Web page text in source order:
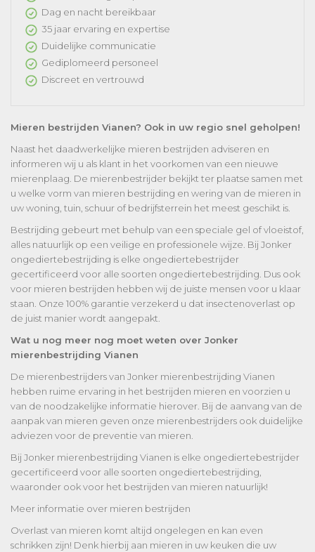
Dag en nacht bereikbaar
35 jaar ervaring en expertise
Duidelijke communicatie
Gediplomeerd personeel
Discreet en vertrouwd
Mieren bestrijden Vianen? Ook in uw regio snel geholpen!
Naast het daadwerkelijke mieren bestrijden adviseren en
informeren wij u als klant in het voorkomen van een nieuwe
mierenplaag. De mierenbestrijder bekijkt ter plaatse samen met
u welke vorm van mieren bestrijding en wering van de mieren in
uw woning, tuin, schuur of bedrijfsterrein het meest geschikt is.
Bestrijding gebeurt met behulp van een speciale gel of vloeistof,
alles natuurlijk op een veilige en professionele wijze. Bij Jonker
ongediertebestrijding is elke ongediertebestrijder
gecertificeerd voor alle soorten ongediertebestrijding. Dus ook
voor mieren bestrijden hebben wij de juiste mensen voor u klaar
staan. Onze 100% garantie verzekerd u dat insectenoverlast op
de juist manier wordt aangepakt.
Wat u nog meer nog moet weten over Jonker
mierenbestrijding Vianen
De mierenbestrijders van Jonker mierenbestrijding Vianen
hebben ruime ervaring in het bestrijden mieren en voorzien u
van de noodzakelijke informatie hierover. Bij de aanvang van de
aanpak van mieren geven onze mierenbestrijders ook duidelijke
adviezen voor de preventie van mieren.
Bij Jonker mierenbestrijding Vianen is elke ongediertebestrijder
gecertificeerd voor alle soorten ongediertebestrijding,
waaronder ook voor het bestrijden van mieren natuurlijk!
Meer informatie over mieren bestrijden
Overlast van mieren komt altijd ongelegen en kan even
schrikken zijn! Denk hierbij aan mieren in uw keuken die uw